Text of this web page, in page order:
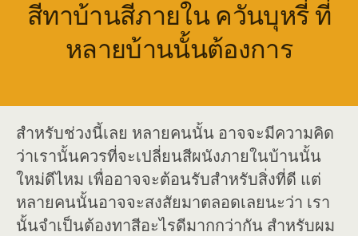
สีทาบ้านสีภายใน ควันบุหรี่ ที่
หลายบ้านนั้นต้องการ
สำหรับช่วงนี้เลย หลายคนนั้น อาจจะมีความคิด
ว่าเรานั้นควรที่จะเปลี่ยนสีผนังภายในบ้านนั้น
ใหม่ดีไหม เพื่ออาจจะต้อนรับสำหรับสิ่งที่ดี แต่
หลายคนนั้นอาจจะสงสัยมาตลอดเลยนะว่า เรา
นั้นจำเป็นต้องทาสีอะไรดีมากกว่ากัน สำหรับผม